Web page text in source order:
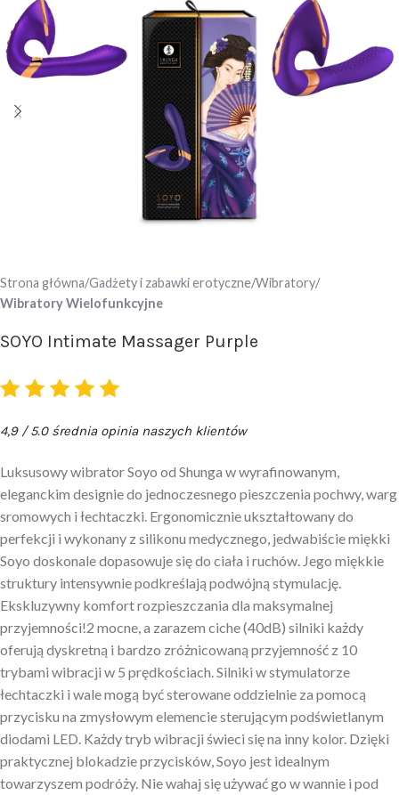
Strona główna Gadżety i zabawki erotyczne Wibratory
Wibratory Wielofunkcyjne
SOYO Intimate Massager Purple
4,9 / 5.0 średnia opinia naszych klientów
Luksusowy wibrator Soyo od Shunga w wyrafinowanym,
eleganckim designie do jednoczesnego pieszczenia pochwy, warg
sromowych i łechtaczki. Ergonomicznie ukształtowany do
perfekcji i wykonany z silikonu medycznego, jedwabiście miękki
Soyo doskonale dopasowuje się do ciała i ruchów. Jego miękkie
struktury intensywnie podkreślają podwójną stymulację.
Ekskluzywny komfort rozpieszczania dla maksymalnej
przyjemności!2 mocne, a zarazem ciche (40dB) silniki każdy
oferują dyskretną i bardzo zróżnicowaną przyjemność z 10
trybami wibracji w 5 prędkościach. Silniki w stymulatorze
łechtaczki i wale mogą być sterowane oddzielnie za pomocą
przycisku na zmysłowym elemencie sterującym podświetlanym
diodami LED. Każdy tryb wibracji świeci się na inny kolor. Dzięki
praktycznej blokadzie przycisków, Soyo jest idealnym
towarzyszem podróży. Nie wahaj się używać go w wannie i pod